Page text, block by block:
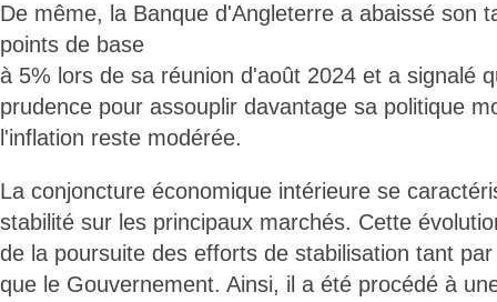
De même, la Banque d'Angleterre a abaissé son
points de base
à 5% lors de sa réunion d'août 2024 et a signalé
prudence pour assouplir davantage sa politique
l'inflation reste modérée.
La conjoncture économique intérieure se
stabilité sur les principaux marchés. Cette
de la poursuite des efforts de stabilisation tant
que le Gouvernement. Ainsi, il a été procédé à